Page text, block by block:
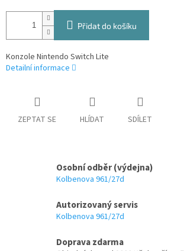
Přidat do košíku
Konzole Nintendo Switch Lite
Detailní informace
ZEPTAT SE HLÍDAT SDÍLET
Osobní odběr (výdejna)
Kolbenova 961/27d
Autorizovaný servis
Kolbenova 961/27d
Doprava zdarma